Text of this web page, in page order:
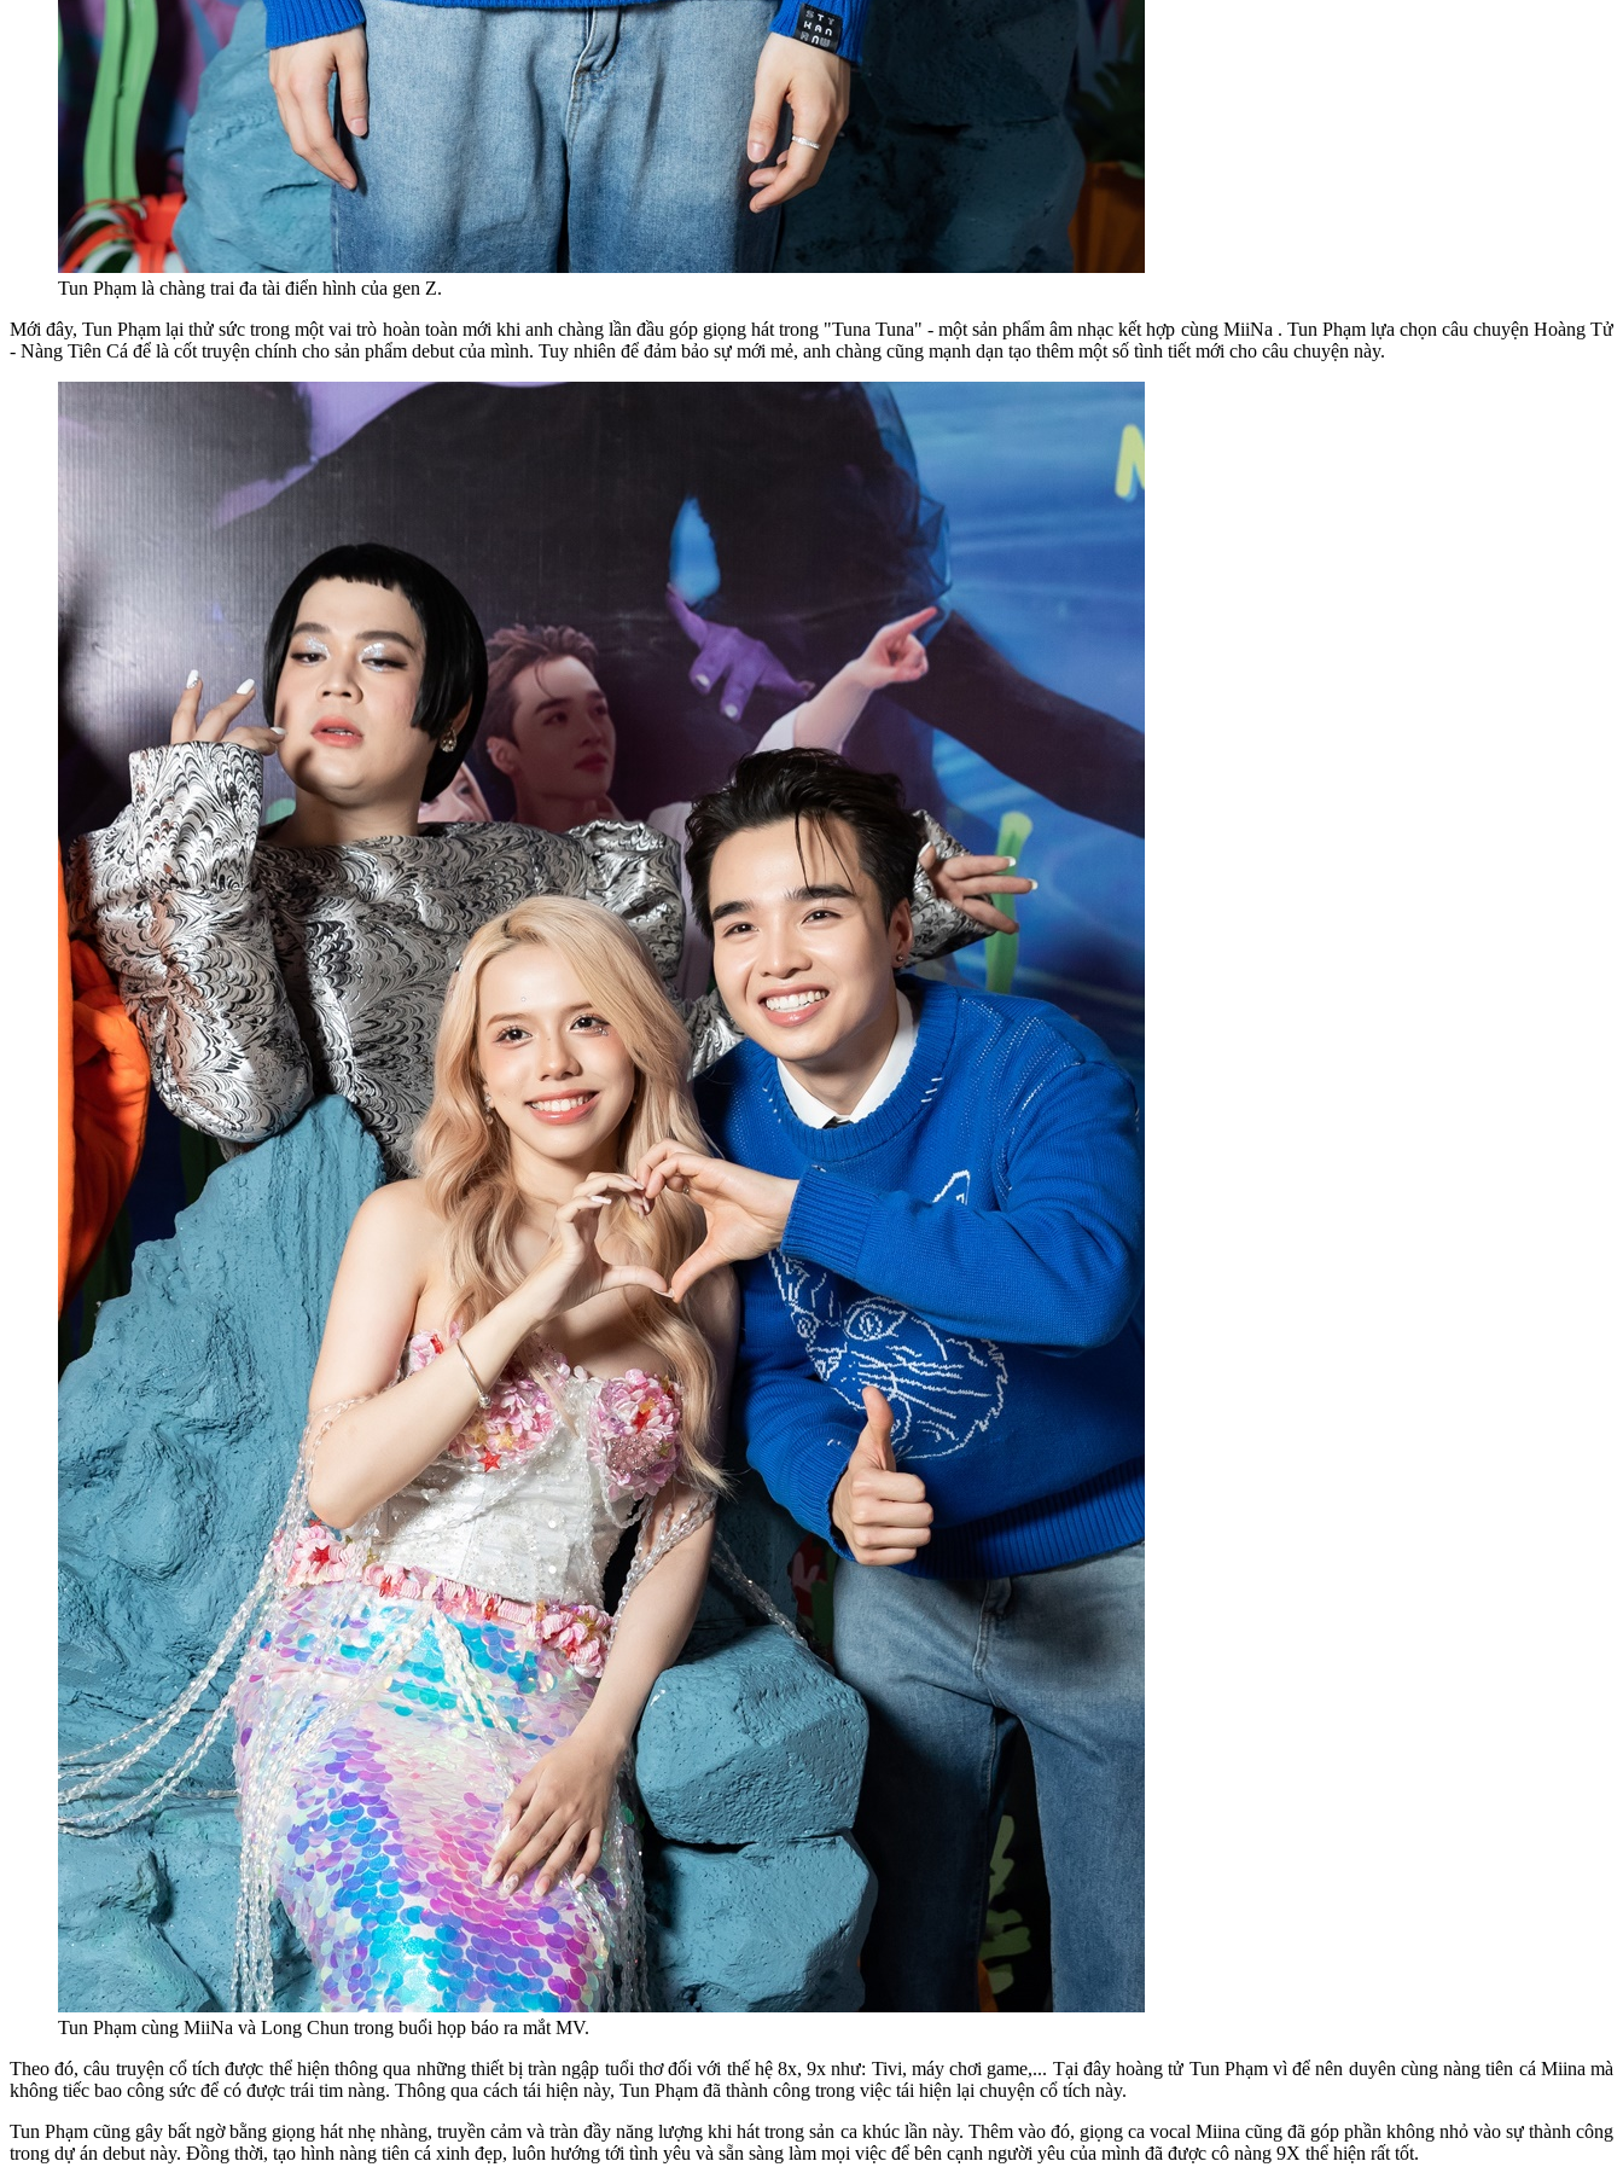
Tun Phạm là chàng trai đa tài điển hình của gen Z.
Mới đây, Tun Phạm lại thử sức trong một vai trò hoàn toàn mới khi anh chàng lần đầu góp giọng hát trong "Tuna Tuna" - một sản phẩm âm nhạc kết hợp cùng MiiNa . Tun Phạm lựa chọn câu chuyện Hoàng Tử
- Nàng Tiên Cá để là cốt truyện chính cho sản phẩm debut của mình. Tuy nhiên để đảm bảo sự mới mẻ, anh chàng cũng mạnh dạn tạo thêm một số tình tiết mới cho câu chuyện này.
Tun Phạm cùng MiiNa và Long Chun trong buổi họp báo ra mắt MV.
Theo đó, câu truyện cổ tích được thể hiện thông qua những thiết bị tràn ngập tuổi thơ đối với thế hệ 8x, 9x như: Tivi, máy chơi game,... Tại đây hoàng tử Tun Phạm vì để nên duyên cùng nàng tiên cá Miina mà
không tiếc bao công sức để có được trái tim nàng. Thông qua cách tái hiện này, Tun Phạm đã thành công trong việc tái hiện lại chuyện cổ tích này.
Tun Phạm cũng gây bất ngờ bằng giọng hát nhẹ nhàng, truyền cảm và tràn đầy năng lượng khi hát trong sản ca khúc lần này. Thêm vào đó, giọng ca vocal Miina cũng đã góp phần không nhỏ vào sự thành công
trong dự án debut này. Đồng thời, tạo hình nàng tiên cá xinh đẹp, luôn hướng tới tình yêu và sẵn sàng làm mọi việc để bên cạnh người yêu của mình đã được cô nàng 9X thể hiện rất tốt.